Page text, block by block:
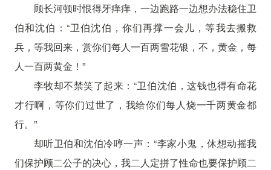
顾长河顿时恨得牙痒痒，一边跑路一边想办法稳住卫
伯和沈伯：“卫伯沈伯，你们再撑一会儿，等我去搬救
兵，等我回来，赏你们每人一百两雪花银，不，黄金，每
人一百两黄金！”
李牧却不禁笑了起来：“卫伯沈伯，这钱也得有命花
才行啊，等你们过世了，我给你们每人烧一千两黄金都
行。”
却听卫伯和沈伯冷哼一声：“李家小鬼，休想动摇我
们保护顾二公子的决心，我二人定拼了性命也要保护顾二